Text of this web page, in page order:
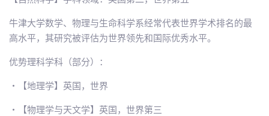
牛津大学数学、物理与生命科学系经常代表世界学术排名的最
高水平，其研究被评估为世界领先和国际优秀水平。
优势理科学科（部分）：
・【地理学】英国，世界
・【物理学与天文学】英国，世界第三